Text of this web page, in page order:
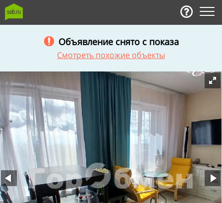
Объявление снято с показа
Смотреть похожие объекты